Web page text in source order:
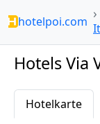
hotelpoi.com
Hotels Via
Hotelkarte